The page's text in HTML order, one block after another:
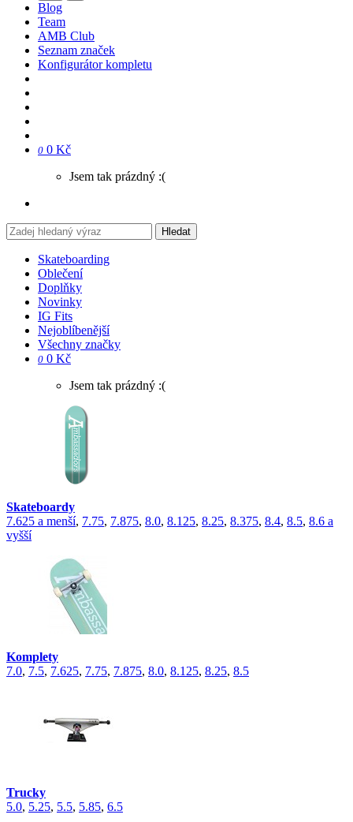
Blog
Team
AMB Club
Seznam značek
Konfigurátor kompletu
0 0 Kč
Jsem tak prázdný :(
Hledat
Skateboarding
Oblečení
Doplňky
Novinky
IG Fits
Nejoblíbenější
Všechny značky
0 0 Kč
Jsem tak prázdný :(
Skateboardy
7.625 a menší, 7.75, 7.875, 8.0, 8.125, 8.25, 8.375, 8.4, 8.5, 8.6 a
vyšší
Komplety
7.0, 7.5, 7.625, 7.75, 7.875, 8.0, 8.125, 8.25, 8.5
Trucky
5.0, 5.25, 5.5, 5.85, 6.5